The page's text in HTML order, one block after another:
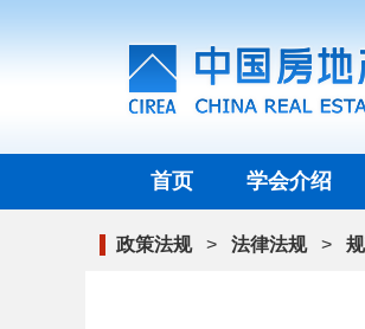
首页 学会介绍
政策法规> 法律法规>